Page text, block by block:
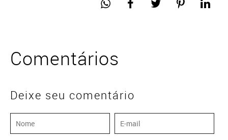
Comentários
Deixe seu comentário